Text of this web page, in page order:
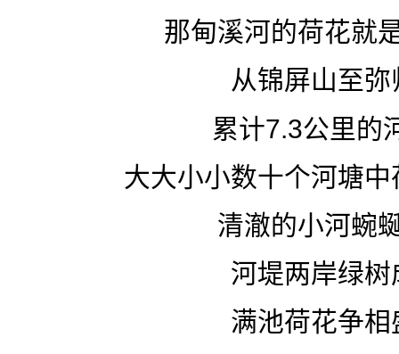
那甸溪河的荷花就
从锦屏山至弥
累计7.3公里的
大大小小数十个河塘
清澈的小河蜿
河堤两岸绿树
满池荷花争相